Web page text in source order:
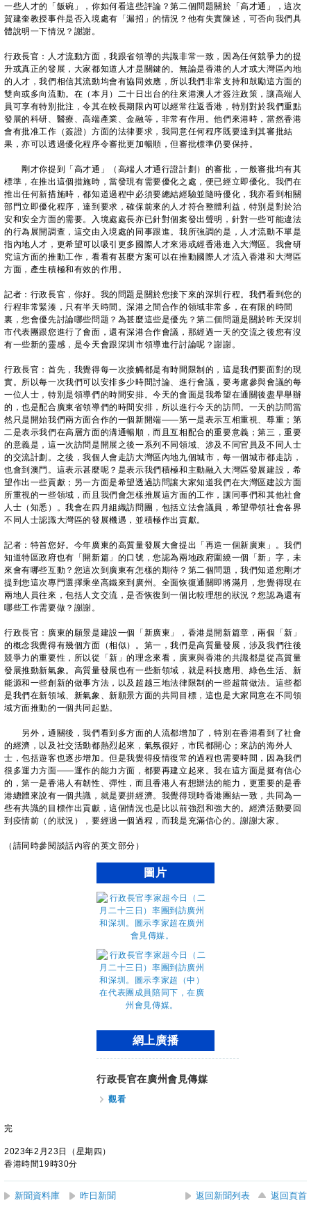
一些人才的「飯碗」，你如何看這些評論？第二個問題關於「高才通」，這次
賀建奎教授事件是否入境處有「漏招」的情況？他有失實陳述，可否向我們具
體說明一下情況？謝謝。
行政長官：人才流動方面，我跟省領導的共識非常一致，因為任何競爭力的提
升或真正的發展，大家都知道人才是關鍵的。無論是香港的人才或大灣區內地
的人才，我們相信其流動均會有協同效應，所以我們非常支持和鼓勵這方面的
雙向或多向流動。在（本月）二十日出台的往來港澳人才簽注政策，讓高端人
員可享有特別批注，令其在較長期限內可以經常往返香港，特別對於我們重點
發展的科研、醫療、高端產業、金融等，非常有作用。他們來港時，當然香港
會有批准工作（簽證）方面的法律要求，我同意任何程序既要達到其審批結
果，亦可以透過優化程序令審批更加暢順，但審批標準仍要保持。
剛才你提到「高才通」（高端人才通行證計劃）的審批，一般審批均有其
標準，在推出這個措施時，當發現有需要優化之處，便已經立即優化。我們在
推出任何新措施時，都知道過程中必須要總結經驗並隨時優化，我亦看到相關
部門立即優化程序，達到要求，確保前來的人才符合整體利益，特別是對於治
安和安全方面的需要。入境處處長亦已針對個案發出聲明，針對一些可能違法
的行為展開調查，這交由入境處的同事跟進。我所強調的是，人才流動不單是
指內地人才，更希望可以吸引更多國際人才來港或經香港進入大灣區。我會研
究這方面的推動工作，看看有甚麼方案可以在推動國際人才流入香港和大灣區
方面，產生積極和有效的作用。
記者：行政長官，你好。我的問題是關於您接下來的深圳行程。我們看到您的
行程非常緊湊，只有半天時間。深港之間合作的領域非常多，在有限的時間
裏，您會優先討論哪些問題？為甚麼這些是優先？第二個問題是關於昨天深圳
市代表團跟您進行了會面，還有深港合作會議，那經過一天的交流之後您有沒
有一些新的靈感，是今天會跟深圳市領導進行討論呢？謝謝。
行政長官：首先，我覺得每一次接觸都是有時間限制的，這是我們要面對的現
實。所以每一次我們可以安排多少時間討論、進行會議，要考慮參與會議的每
一位人士，特別是領導們的時間安排。今天的會面是我希望在通關後盡早舉辦
的，也是配合廣東省領導們的時間安排，所以進行今天的訪問。一天的訪問當
然只是開始我們兩方面合作的一個新開端——第一是表示互相重視、尊重；第
二是表示我們在高層方面的溝通暢順，而且互相配合的重要意義；第三，重要
的意義是，這一次訪問是開展之後一系列不同領域、涉及不同官員及不同人士
的交流計劃。之後，我個人會走訪大灣區內地九個城市，每一個城市都走訪，
也會到澳門。這表示甚麼呢？是表示我們積極和主動融入大灣區發展建設，希
望作出一些貢獻；另一方面是希望透過訪問讓大家知道我們在大灣區建設方面
所重視的一些領域，而且我們會怎樣推展這方面的工作，讓同事們和其他社會
人士（知悉）。我會在四月組織訪問團，包括立法會議員，希望帶領社會各界
不同人士認識大灣區的發展機遇，並積極作出貢獻。
記者：特首您好。今年廣東的高質量發展大會提出「再造一個新廣東」。我們
知道特區政府也有「開新篇」的口號，您認為兩地政府圍繞一個「新」字，未
來會有哪些互動？您這次到廣東有怎樣的期待？第二個問題，我們知道您剛才
提到您這次專門選擇乘坐高鐵來到廣州。全面恢復通關即將滿月，您覺得現在
兩地人員往來，包括人文交流，是否恢復到一個比較理想的狀況？您認為還有
哪些工作需要做？謝謝。
行政長官：廣東的願景是建設一個「新廣東」，香港是開新篇章，兩個「新」
的概念我覺得有幾個方面（相似）。第一，我們是高質量發展，涉及我們往後
競爭力的重要性，所以從「新」的理念來看，廣東與香港的共識都是從高質量
發展推動新氣象。高質量發展也有一些新領域，就是科技應用、綠色生活、新
能源和一些創新的做事方法，以及超越三地法律限制的一些超前做法。這些都
是我們在新領域、新氣象、新願景方面的共同目標，這也是大家同意在不同領
域方面推動的一個共同起點。
另外，通關後，我們看到多方面的人流都增加了，特別在香港看到了社會
的經濟，以及社交活動都熱烈起來，氣氛很好，市民都開心；來訪的海外人
士，包括遊客也逐步增加。但是我覺得疫情復常的過程也需要時間，因為我們
很多運力方面——運作的能力方面，都要再建立起來。我在這方面是挺有信心
的，第一是香港人有韌性、彈性，而且香港人有想辦法的能力，更重要的是香
港總體來說有一個共識，就是要拼經濟。我覺得現時香港團結一致，共同為一
些有共識的目標作出貢獻，這個情況也是比以前強烈和強大的。經濟活動要回
到疫情前（的狀況），要經過一個過程，而我是充滿信心的。謝謝大家。
（請同時參閱談話內容的英文部分）
圖片
網上廣播
行政長官在廣州會見傳媒
觀看
完
2023年2月23日（星期四）
香港時間19時30分
新聞資料庫 昨日新聞 返回新聞列表 返回頁首